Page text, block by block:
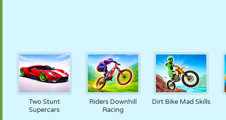
Two Stunt
Supercars
Riders Downhill
Racing
Dirt Bike Mad Skills